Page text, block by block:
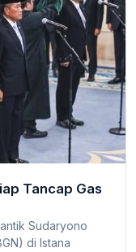
Tancap Gas
Sudaryono
di Istana